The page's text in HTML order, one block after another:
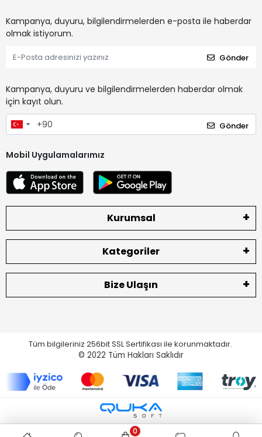
Kampanya, duyuru, bilgilendirmelerden e-posta ile haberdar
olmak istiyorum.
Gönder
Kampanya, duyuru ve bilgilendirmelerden haberdar olmak
için kayıt olun.
Gönder
Mobil Uygulamalarımız
Kurumsal
Kategoriler
Bize Ulaşın
Tüm bilgileriniz 256bit SSL Sertifikası ile korunmaktadır.
© 2022 Tüm Hakları Saklıdır
0